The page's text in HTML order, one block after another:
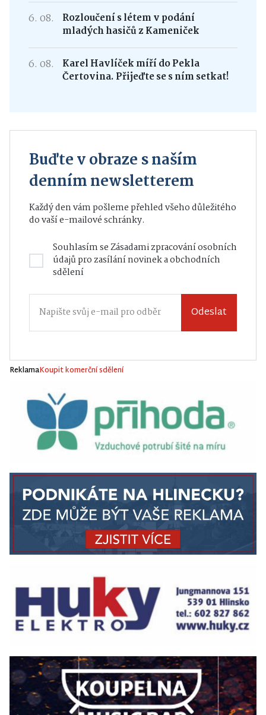
6. 08.
Rozloučení s létem v podání
mladých hasičů z Kameniček
6. 08.
Karel Havlíček míří do Pekla
Čertovina. Přijeďte se s ním setkat!
Buďte v obraze s naším
denním newsletterem
Každý den vám pošleme přehled všeho důležitého
do vaší e-mailové schránky.
Souhlasím seZásadami zpracování osobních
údajůpro zasílání novinek a obchodních
sdělení
Odeslat
ReklamaKoupit komerční sdělení